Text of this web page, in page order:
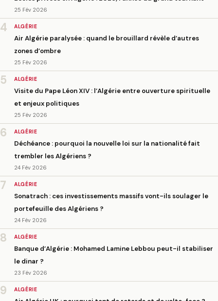
25 Fév 2026
4 ALGÉRIE
Air Algérie paralysée : quand le brouillard révèle d’autres
zones d’ombre
25 Fév 2026
5 ALGÉRIE
Visite du Pape Léon XIV : l’Algérie entre ouverture spirituelle
et enjeux politiques
25 Fév 2026
6 ALGÉRIE
Déchéance : pourquoi la nouvelle loi sur la nationalité fait
trembler les Algériens ?
24 Fév 2026
7 ALGÉRIE
Sonatrach : ces investissements massifs vont-ils soulager le
portefeuille des Algériens ?
24 Fév 2026
8 ALGÉRIE
Banque d’Algérie : Mohamed Lamine Lebbou peut-il stabiliser
le dinar ?
23 Fév 2026
9 ALGÉRIE